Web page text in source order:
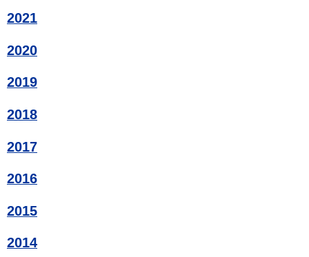
2021
2020
2019
2018
2017
2016
2015
2014